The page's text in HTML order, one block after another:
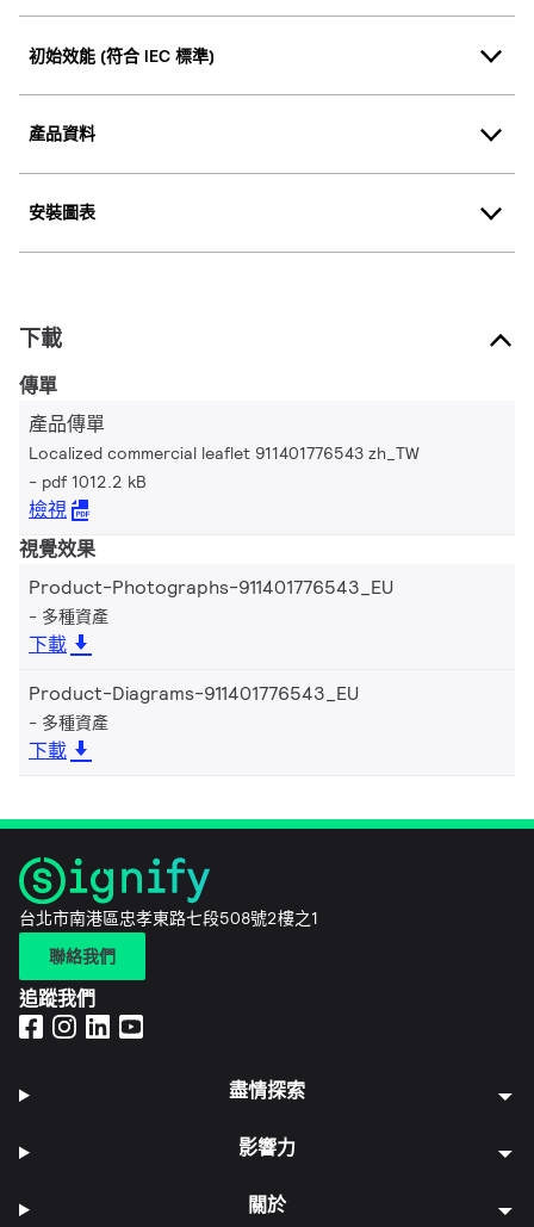
初始效能 (符合 IEC 標準)
產品資料
安裝圖表
下載
傳單
產品傳單
Localized commercial leaflet 911401776543 zh_TW
pdf 1012.2 kB
檢視
視覺效果
Product-Photographs-911401776543_EU
多種資產
下載
Product-Diagrams-911401776543_EU
多種資產
下載
台北市南港區忠孝東路七段508號2樓之1
聯絡我們
追蹤我們
盡情探索
影響力
關於